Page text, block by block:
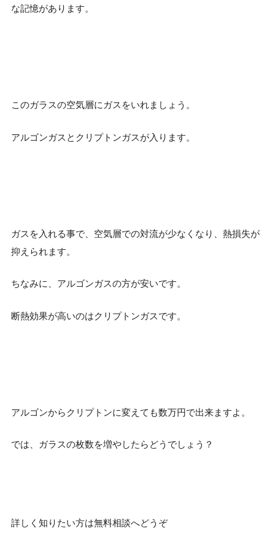
な記憶があります。
このガラスの空気層にガスをいれましょう。
アルゴンガスとクリプトンガスが入ります。
ガスを入れる事で、空気層での対流が少なくなり、熱損失が
抑えられます。
ちなみに、アルゴンガスの方が安いです。
断熱効果が高いのはクリプトンガスです。
アルゴンからクリプトンに変えても数万円で出来ますよ。
では、ガラスの枚数を増やしたらどうでしょう？
詳しく知りたい方は無料相談へどうぞ